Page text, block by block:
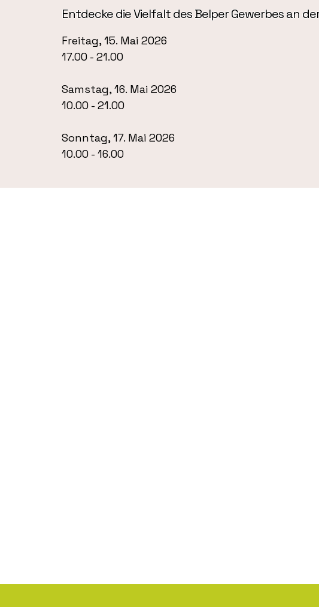
Freitag, 15. Mai 2026
17.00 - 21.00
Samstag, 16. Mai 2026
10.00 - 21.00
Sonntag, 17. Mai 2026
10.00 - 16.00
Entdecke die Vielfalt des Belper Gewerbes an